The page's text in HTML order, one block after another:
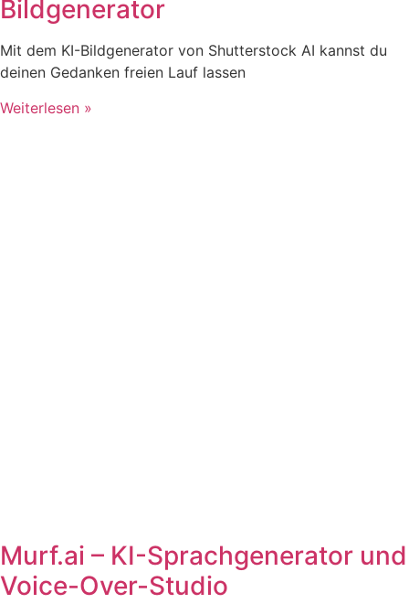
Bildgenerator
Mit dem KI-Bildgenerator von Shutterstock AI kannst du
deinen Gedanken freien Lauf lassen
Weiterlesen »
Murf.ai – KI-Sprachgenerator und
Voice-Over-Studio